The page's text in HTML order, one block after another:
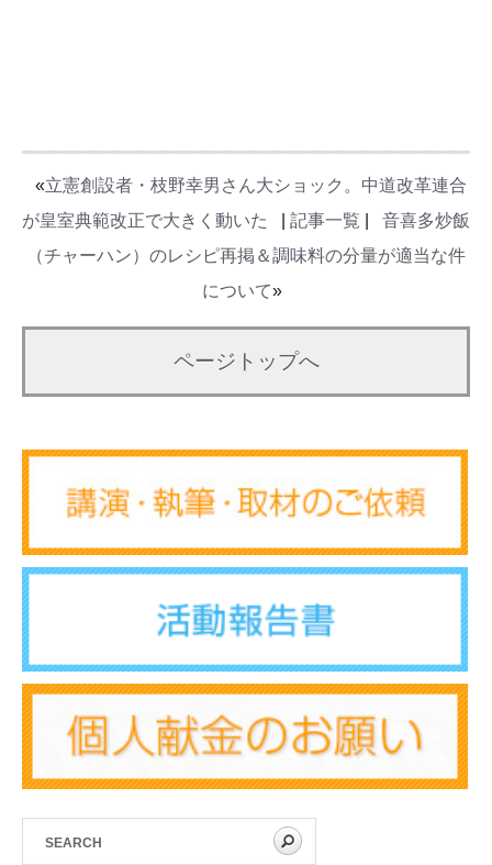
«立憲創設者・枝野幸男さん大ショック。中道改革連合
が皇室典範改正で大きく動いた
記事一覧
音喜多炒飯
（チャーハン）のレシピ再掲＆調味料の分量が適当な件
について»
ページトップへ